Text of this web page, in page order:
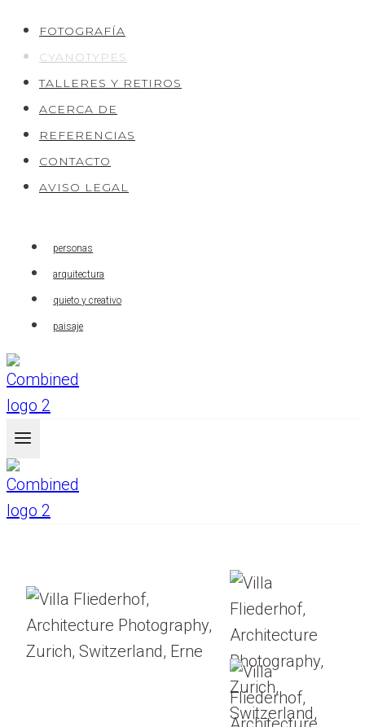
Saltar
Contenido
FOTOGRAFÍA
CYANOTYPES
TALLERES Y RETIROS
ACERCA DE
REFERENCIAS
CONTACTO
AVISO LEGAL
personas
arquitectura
quieto y creativo
paisaje